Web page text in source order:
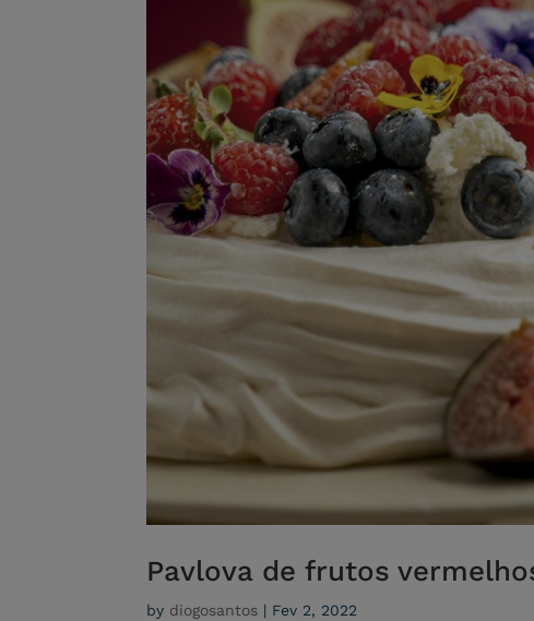
Pavlova de frutos
by diogosantos | Fev 2, 2022